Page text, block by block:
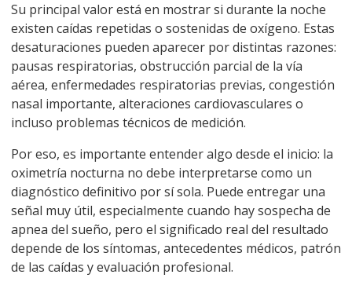
Su principal valor está en mostrar si durante la noche
existen caídas repetidas o sostenidas de oxígeno. Estas
desaturaciones pueden aparecer por distintas razones:
pausas respiratorias, obstrucción parcial de la vía
aérea, enfermedades respiratorias previas, congestión
nasal importante, alteraciones cardiovasculares o
incluso problemas técnicos de medición.
Por eso, es importante entender algo desde el inicio: la
oximetría nocturna no debe interpretarse como un
diagnóstico definitivo por sí sola. Puede entregar una
señal muy útil, especialmente cuando hay sospecha de
apnea del sueño, pero el significado real del resultado
depende de los síntomas, antecedentes médicos, patrón
de las caídas y evaluación profesional.